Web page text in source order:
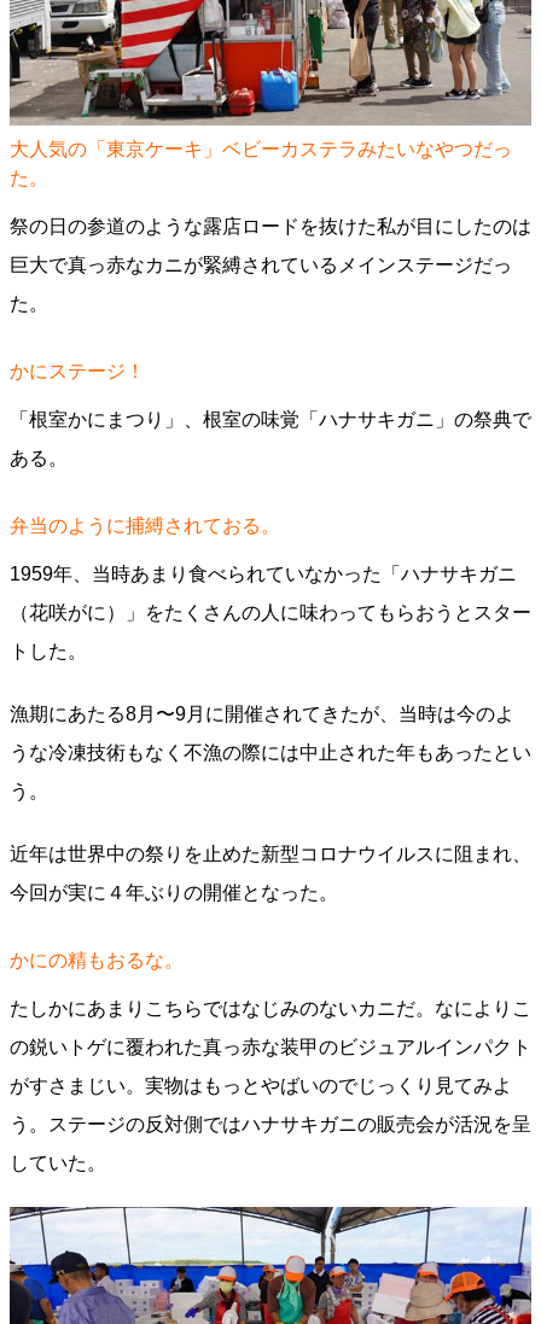
大人気の「東京ケーキ」ベビーカステラみたいなやつだっ
た。
祭の日の参道のような露店ロードを抜けた私が目にしたのは
巨大で真っ赤なカニが緊縛されているメインステージだっ
た。
かにステージ！
「根室かにまつり」、根室の味覚「ハナサキガニ」の祭典で
ある。
弁当のように捕縛されておる。
1959年、当時あまり食べられていなかった「ハナサキガニ
（花咲がに）」をたくさんの人に味わってもらおうとスター
トした。
漁期にあたる8月〜9月に開催されてきたが、当時は今のよ
うな冷凍技術もなく不漁の際には中止された年もあったとい
う。
近年は世界中の祭りを止めた新型コロナウイルスに阻まれ、
今回が実に４年ぶりの開催となった。
かにの精もおるな。
たしかにあまりこちらではなじみのないカニだ。なによりこ
の鋭いトゲに覆われた真っ赤な装甲のビジュアルインパクト
がすさまじい。実物はもっとやばいのでじっくり見てみよ
う。ステージの反対側ではハナサキガニの販売会が活況を呈
していた。